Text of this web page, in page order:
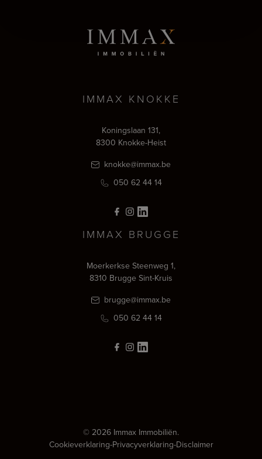
IMMAX KNOKKE
Koningslaan 131,
8300 Knokke-Heist
knokke@immax.be
050 62 44 14
IMMAX BRUGGE
Moerkerkse Steenweg 1,
8310 Brugge Sint-Kruis
brugge@immax.be
050 62 44 14
© 2026 Immax Immobiliën.
Cookieverklaring-Privacyverklaring-Disclaimer